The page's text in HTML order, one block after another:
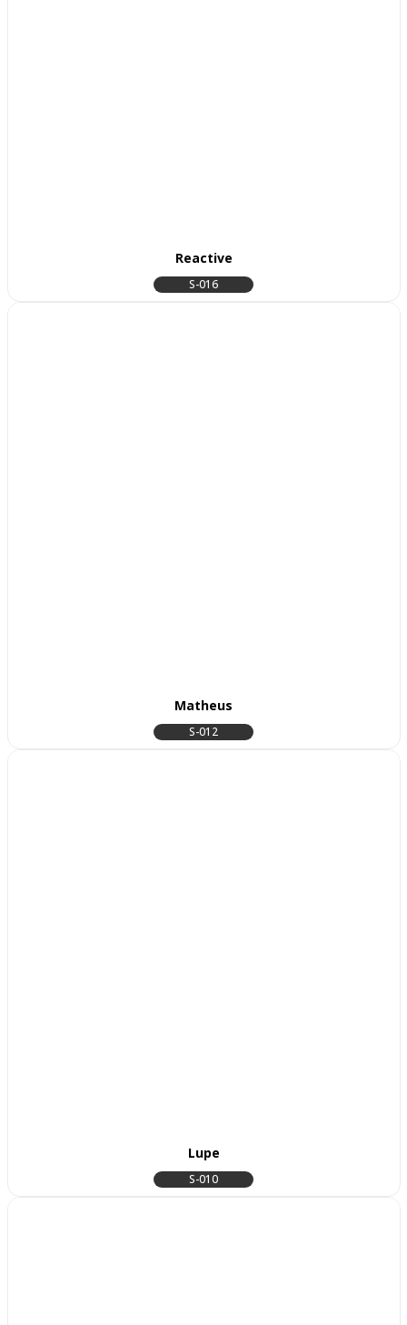
Reactive
S-016
Matheus
S-012
Lupe
S-010